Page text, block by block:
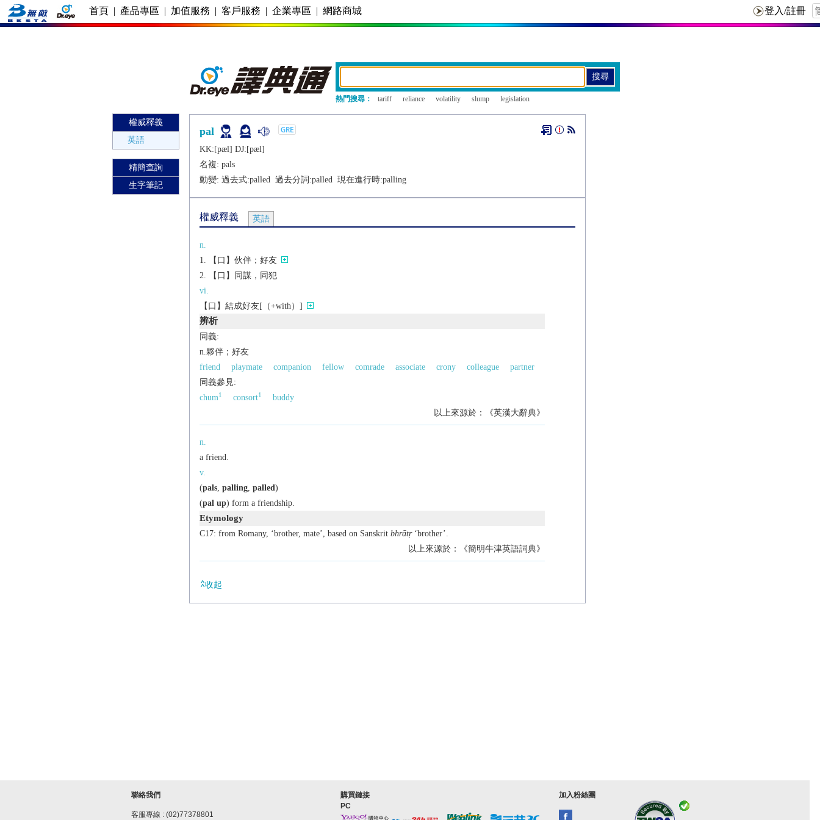
首頁 | 產品專區 | 加值服務 | 客戶服務 | 企業專區 | 網路商城
熱門搜尋： tariff reliance volatility slump legislation
權威釋義
英語
精簡查詢
生字筆記
pal
KK:[pæl] DJ:[pæl]
名複: pals
動變: 過去式:palled 過去分詞:palled 現在進行時:palling
權威釋義 英語
n.
【口】伙伴；好友
【口】同謀，同犯
vi.
【口】結成好友[（+with）]
辨析
同義:
n.夥伴；好友
friend
playmate companion fellow comrade associate crony colleague
partner
同義參見:
chum1 consort1
buddy
以上來源於：《英漢大辭典》
n.
a friend.
v.
(pals, palling, palled )
(pal up) form a friendship.
Etymology
C17: from Romany, ‘brother, mate’, based on Sanskrit bhrātṛ‘brother’.
以上來源於：《簡明牛津英語詞典》
收起
聯絡我們
客服專線 : (02)77378801
購買鏈接
PC
加入粉絲團